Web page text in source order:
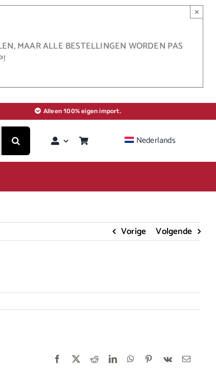
MAAR ALLE BESTELLINGEN WORDEN PAS
×
Alleen 100% eigen import.
Nederlands
Vorige Volgende
Facebook
X RedditLinkedInWhatsApp
Pinterest
Vk
E-